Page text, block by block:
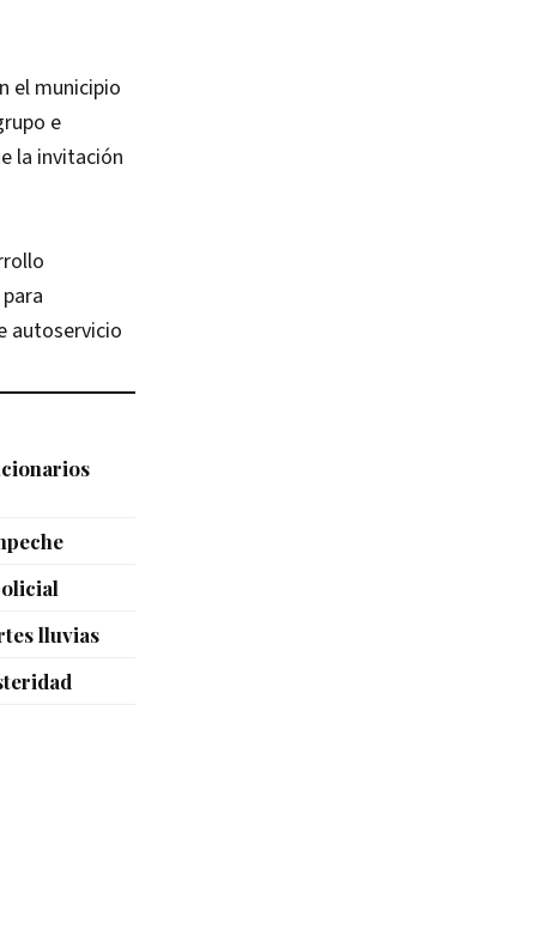
el municipio
e
la invitación
autoservicio
lluvias